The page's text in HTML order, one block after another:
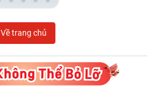
Về trang chủ